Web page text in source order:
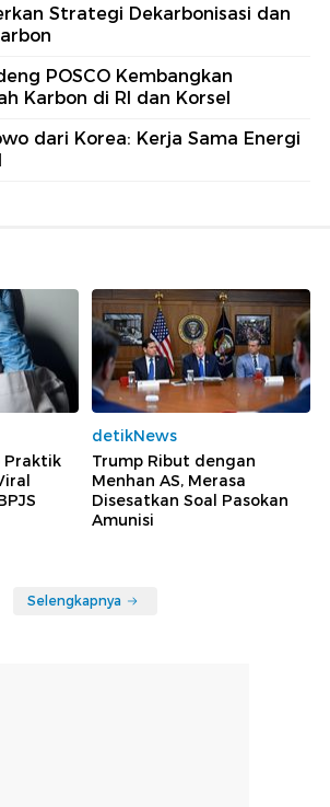
Strategi Dekarbonisasi dan
POSCO Kembangkan
Karbon di RI dan Korsel
dari Korea: Kerja Sama Energi
Praktik
detikNews
Trump Ribut dengan
Menhan AS, Merasa
Disesatkan Soal Pasokan
Amunisi
Selengkapnya